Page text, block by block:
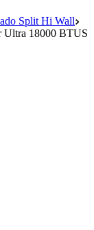
Split Hi Wall
Ultra 18000 BTUS